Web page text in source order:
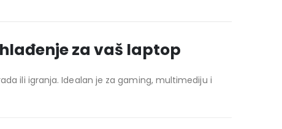
za vaš laptop
ili igranja. Idealan je za gaming, multimediju i